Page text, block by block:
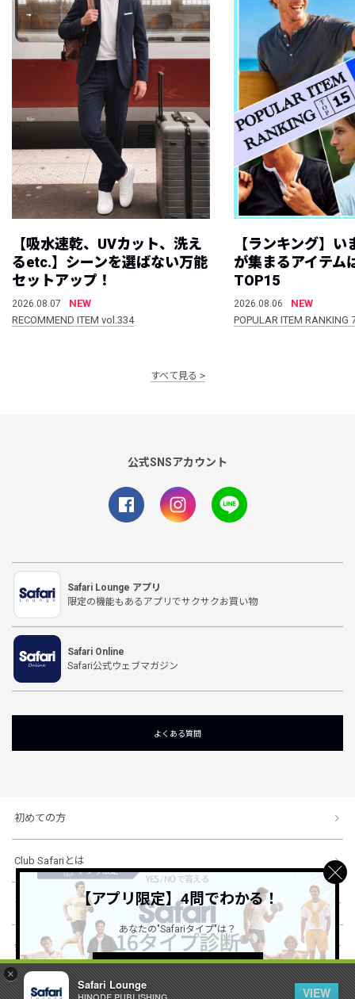
×
Safari Lounge
VIEW
【吸水速乾、UVカット、洗え
るetc.】シーンを選ばない万能
セットアップ！
2026.08.07
NEW
RECOMMEND ITEM vol.334
【ランキング】
が集まるアイテム
TOP15
2026.08.06
NEW
POPULAR ITEM
すべて見る
公式SNSアカウント
Safari Lounge アプリ
限定の機能もあるアプリでサクサクお買い物
Safari Online
Safari公式ウェブマガジン
よくある質問
初めての方
Club Safariとは
ショッピングガイド
会社概要・規約
【アプリ限定】4問でわかる！
あなたの"Safariタイプ"は？
詳しくはこちら ＞